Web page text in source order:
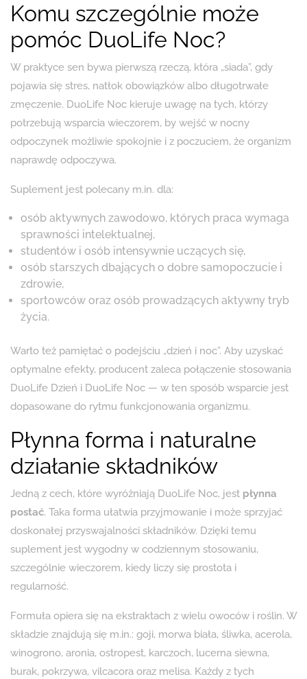
Komu szczególnie może
pomóc DuoLife Noc?
W praktyce sen bywa pierwszą rzeczą, która „siada”, gdy
pojawia się stres, natłok obowiązków albo długotrwałe
zmęczenie. DuoLife Noc kieruje uwagę na tych, którzy
potrzebują wsparcia wieczorem, by wejść w nocny
odpoczynek możliwie spokojnie i z poczuciem, że organizm
naprawdę odpoczywa.
Suplement jest polecany m.in. dla:
osób aktywnych zawodowo, których praca wymaga
sprawności intelektualnej,
studentów i osób intensywnie uczących się,
osób starszych dbających o dobre samopoczucie i
zdrowie,
sportowców oraz osób prowadzących aktywny tryb
życia.
Warto też pamiętać o podejściu „dzień i noc”. Aby uzyskać
optymalne efekty, producent zaleca połączenie stosowania
DuoLife Dzień i DuoLife Noc — w ten sposób wsparcie jest
dopasowane do rytmu funkcjonowania organizmu.
Płynna forma i naturalne
działanie składników
Jedną z cech, które wyróżniają DuoLife Noc, jest płynna
postać. Taka forma ułatwia przyjmowanie i może sprzyjać
doskonałej przyswajalności składników. Dzięki temu
suplement jest wygodny w codziennym stosowaniu,
szczególnie wieczorem, kiedy liczy się prostota i
regularność.
Formuła opiera się na ekstraktach z wielu owoców i roślin. W
składzie znajdują się m.in.: goji, morwa biała, śliwka, acerola,
winogrono, aronia, ostropest, karczoch, lucerna siewna,
burak, pokrzywa, vilcacora oraz melisa. Każdy z tych